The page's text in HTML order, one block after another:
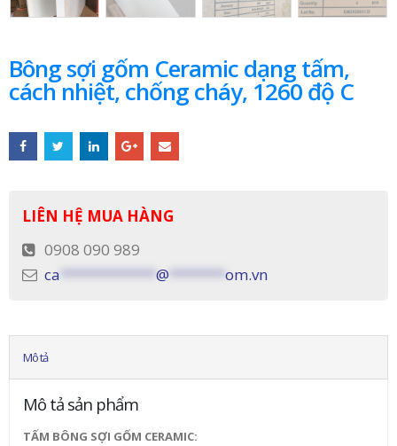
Bông sợi gốm Ceramic dạng tấm,
cách nhiệt, chống cháy, 1260 độ C
LIÊN HỆ MUA HÀNG
0908 090 989
ca
@ om.vn
Mô tả
Mô tả sản phẩm
TẤM BÔNG SỢI GỐM CERAMIC: